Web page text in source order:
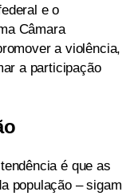
e o
Câmara
a violência,
a participação
é que as
população – sigam